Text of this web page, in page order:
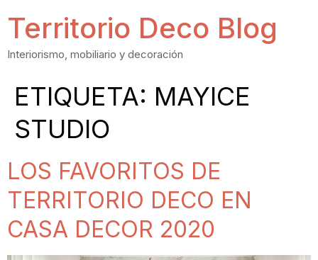
Territorio Deco Blog
Interiorismo, mobiliario y decoración
ETIQUETA: MAYICE
STUDIO
LOS FAVORITOS DE
TERRITORIO DECO EN
CASA DECOR 2020